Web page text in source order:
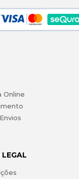
Online